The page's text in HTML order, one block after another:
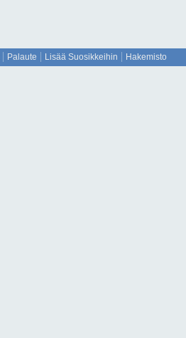
Palaute Lisää Suosikkeihin Hakemisto